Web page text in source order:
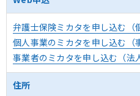
弁護士保険ミカタを申し込む（
個人事業のミカタを申し込む（
事業者のミカタを申し込む（法
住所